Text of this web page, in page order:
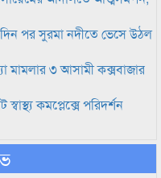
পর সুরমা নদীতে ভেসে উঠল
মামলার ৩ আসামী কক্সবাজার
কমপ্লেক্সে পরিদর্শন